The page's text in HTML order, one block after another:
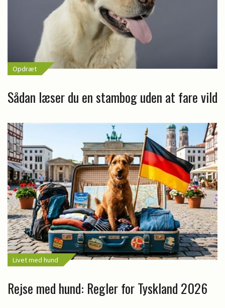
Opdræt
Sådan læser du en stambog uden at fare vild
Livet med hund
Rejse med hund: Regler for Tyskland 2026